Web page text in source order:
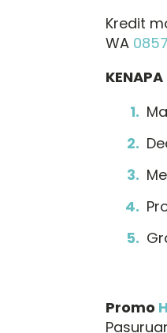
Kredit
WA
Promo